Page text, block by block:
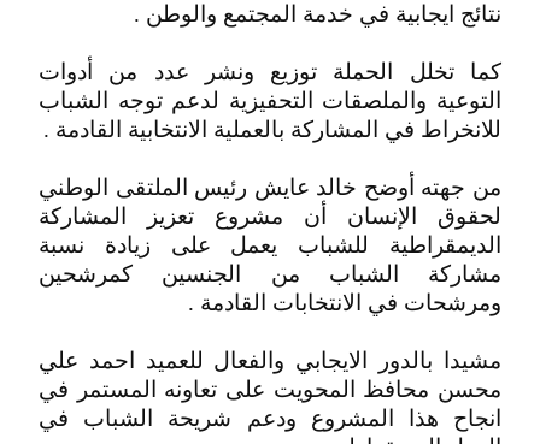
نتائج ايجابية في خدمة المجتمع والوطن .
كما تخلل الحملة توزيع ونشر عدد من أدوات
التوعية والملصقات التحفيزية لدعم توجه الشباب
للانخراط في المشاركة بالعملية الانتخابية القادمة .
من جهته أوضح خالد عايش رئيس الملتقى الوطني
لحقوق الإنسان أن مشروع تعزيز المشاركة
الديمقراطية للشباب يعمل على زيادة نسبة
مشاركة الشباب من الجنسين كمرشحين
ومرشحات في الانتخابات القادمة .
مشيدا بالدور الايجابي والفعال للعميد احمد علي
محسن محافظ المحويت على تعاونه المستمر في
انجاح هذا المشروع ودعم شريحة الشباب في